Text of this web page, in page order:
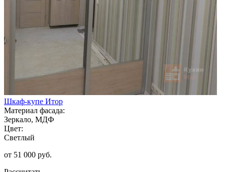
Шкаф-купе Итор
Материал фасада:
Зеркало, МДФ
Цвет:
Светлый
от 51 000 руб.